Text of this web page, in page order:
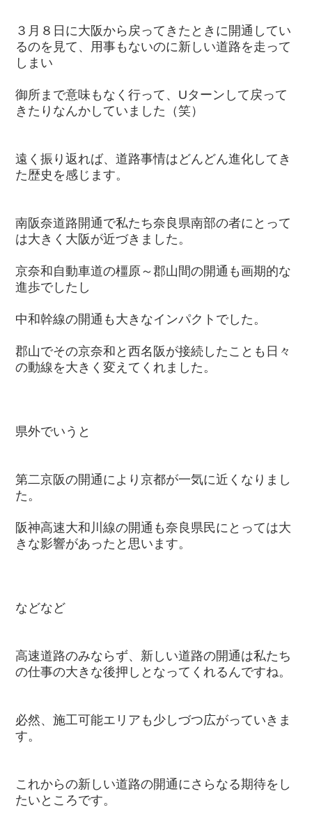
３月８日に大阪から戻ってきたときに開通してい
るのを見て、用事もないのに新しい道路を走って
しまい
御所まで意味もなく行って、Uターンして戻って
きたりなんかしていました（笑）
遠く振り返れば、道路事情はどんどん進化してき
た歴史を感じます。
南阪奈道路開通で私たち奈良県南部の者にとって
は大きく大阪が近づきました。
京奈和自動車道の橿原～郡山間の開通も画期的な
進歩でしたし
中和幹線の開通も大きなインパクトでした。
郡山でその京奈和と西名阪が接続したことも日々
の動線を大きく変えてくれました。
県外でいうと
第二京阪の開通により京都が一気に近くなりまし
た。
阪神高速大和川線の開通も奈良県民にとっては大
きな影響があったと思います。
などなど
高速道路のみならず、新しい道路の開通は私たち
の仕事の大きな後押しとなってくれるんですね。
必然、施工可能エリアも少しづつ広がっていきま
す。
これからの新しい道路の開通にさらなる期待をし
たいところです。